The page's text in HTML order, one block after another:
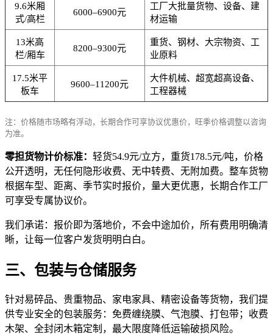
9.6米厢
式/高栏
6000–6900元
工厂大批量货物、设备、建
材运输
13米高
栏/厢车
8200–9300元
重货、钢材、大宗物资、工
业原料
17.5米平
板车
9600–11200元
大件机械、超宽超高设备、
工程器械
注：价格随市场略有浮动，长期合作可享协议优惠价，旺季价格调整以咨询
为准。
零担货物计价标准： 轻货54.9元/立方，重货178.5元/吨，价格
公开透明，无任何隐形收费、无中转费、无附加费。整车货物
根据车型、距离、季节实时报价，量大更优惠，长期合作工厂
可享受专属协议价。
我们承诺：报价即为落地价，不会中途加价，所有费用明确清
晰，让每一位客户发货明明白白。
三、包装与仓储服务
针对易碎品、贵重物品、家电家具、精密设备等货物，我们提
供专业安全的包装服务：免费缠绕膜、气泡膜、打包带；收费
木架、全封闭木箱定制，最大限度降低运输破损风险。